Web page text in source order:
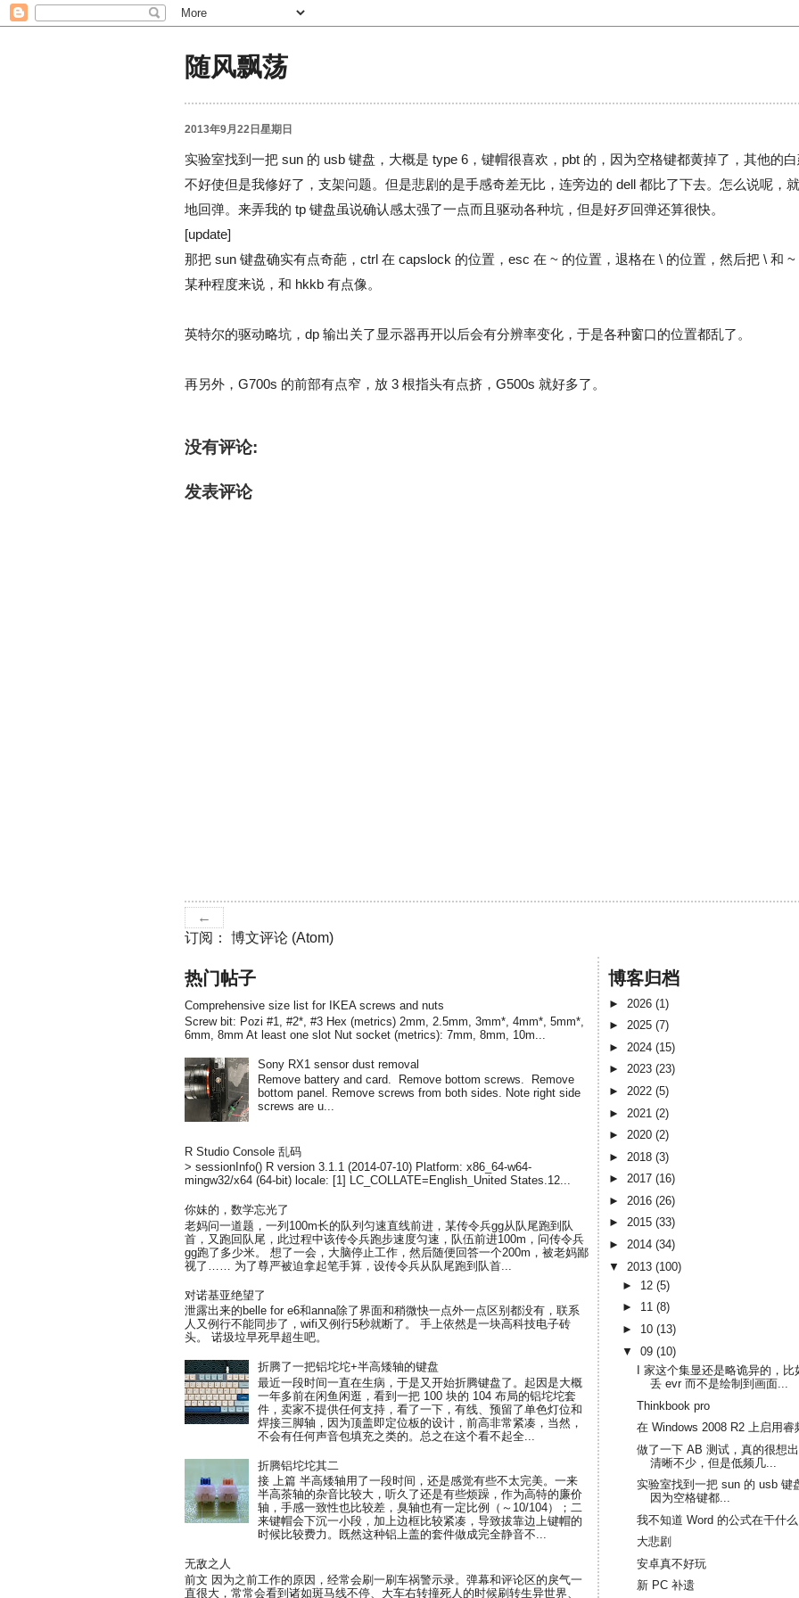
随风飘荡
2013年9月22日星期日
实验室找到一把 sun 的 usb 键盘，大概是 type 6，键帽很喜欢，pbt 的，因为空格键都黄掉了，其他的
不好使但是我修好了，支架问题。但是悲剧的是手感奇差无比，连旁边的 dell 都比了下去。怎么说呢，
地回弹。来弄我的 tp 键盘虽说确认感太强了一点而且驱动各种坑，但是好歹回弹还算很快。
[update]
那把 sun 键盘确实有点奇葩，ctrl 在 capslock 的位置，esc 在 ~ 的位置，退格在 \ 的位置，然后把 \ 和
某种程度来说，和 hkkb 有点像。
英特尔的驱动略坑，dp 输出关了显示器再开以后会有分辨率变化，于是各种窗口的位置都乱了。
再另外，G700s 的前部有点窄，放 3 根指头有点挤，G500s 就好多了。
没有评论:
发表评论
←
订阅： 博文评论 (Atom)
热门帖子
Comprehensive size list for IKEA screws and nuts
Screw bit: Pozi #1, #2*, #3 Hex (metrics) 2mm, 2.5mm, 3mm*, 4mm*, 5mm*,
6mm, 8mm At least one slot Nut socket (metrics): 7mm, 8mm, 10m...
Sony RX1 sensor dust removal
Remove battery and card. Remove bottom screws. Remove
bottom panel. Remove screws from both sides. Note right side
screws are u...
R Studio Console 乱码
> sessionInfo() R version 3.1.1 (2014-07-10) Platform: x86_64-w64-
mingw32/x64 (64-bit) locale: [1] LC_COLLATE=English_United States.12...
你妹的，数学忘光了
老妈问一道题，一列100m长的队列匀速直线前进，某传令兵gg从队尾跑到队
首，又跑回队尾，此过程中该传令兵跑步速度匀速，队伍前进100m，问传令兵
gg跑了多少米。 想了一会，大脑停止工作，然后随便回答一个200m，被老妈鄙
视了…… 为了尊严被迫拿起笔手算，设传令兵从队尾跑到队首...
对诺基亚绝望了
泄露出来的belle for e6和anna除了界面和稍微快一点外一点区别都没有，联系
人又例行不能同步了，wifi又例行5秒就断了。 手上依然是一块高科技电子砖
头。 诺圾垃早死早超生吧。
折腾了一把铝坨坨+半高矮轴的键盘
最近一段时间一直在生病，于是又开始折腾键盘了。起因是大概
一年多前在闲鱼闲逛，看到一把 100 块的 104 布局的铝坨坨套
件，卖家不提供任何支持，看了一下，有线、预留了单色灯位和
焊接三脚轴，因为顶盖即定位板的设计，前高非常紧凑，当然，
不会有任何声音包填充之类的。总之在这个看不起全...
折腾铝坨坨其二
接 上篇 半高矮轴用了一段时间，还是感觉有些不太完美。一来
半高茶轴的杂音比较大，听久了还是有些烦躁，作为高特的廉价
轴，手感一致性也比较差，臭轴也有一定比例（～10/104）；二
来键帽会下沉一小段，加上边框比较紧凑，导致拔靠边上键帽的
时候比较费力。既然这种铝上盖的套件做成完全静音不...
无敌之人
前文 因为之前工作的原因，经常会刷一刷车祸警示录。弹幕和评论区的戾气一
直很大，常常会看到诸如斑马线不停、大车右转撞死人的时候刷转生异世界、
博客归档
► 2026 (1)
► 2025 (7)
► 2024 (15)
► 2023 (23)
► 2022 (5)
► 2021 (2)
► 2020 (2)
► 2018 (3)
► 2017 (16)
► 2016 (26)
► 2015 (33)
► 2014 (34)
▼ 2013 (100)
► 12(5)
► 11(8)
► 10(13)
▼09(10)
I 家这个集显还是略诡异的，
丢 evr 而不是绘制到画面...
Thinkbook pro
在 Windows 2008 R2 上启用睿
做了一下 AB 测试，真的很想
清晰不少，但是低频几...
实验室找到一把 sun 的 usb 键
因为空格键都...
我不知道 Word 的公式在干什么
大悲剧
安卓真不好玩
新 PC 补遗